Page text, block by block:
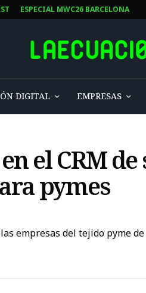
ESPECIAL MWC26 BARCELONA
DIGITAL EMPRESAS
el CRM
pymes
empresas del tejido pyme